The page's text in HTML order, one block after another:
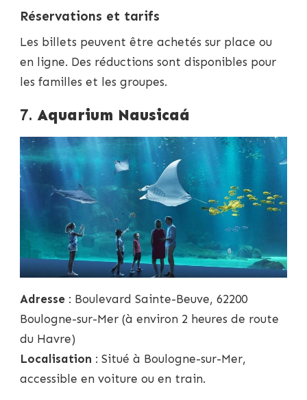
Réservations et tarifs
Les billets peuvent être achetés sur place ou
en ligne. Des réductions sont disponibles pour
les familles et les groupes.
7. Aquarium Nausicaá
Adresse : Boulevard Sainte-Beuve, 62200
Boulogne-sur-Mer (à environ 2 heures de route
du Havre)
Localisation : Situé à Boulogne-sur-Mer,
accessible en voiture ou en train.